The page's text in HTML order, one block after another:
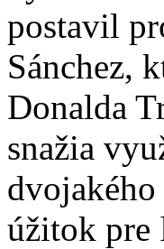
postavil
Sánchez,
Donalda
snažia
úžitok pre